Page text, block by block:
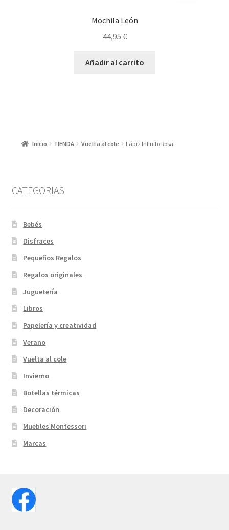
Mochila León
44,95 €
Añadir al carrito
Inicio TIENDA Vuelta al cole Lápiz Infinito Rosa
CATEGORIAS
Bebés
Disfraces
Pequeños Regalos
Regalos originales
Juguetería
Libros
Papelería y creatividad
Verano
Vuelta al cole
Invierno
Botellas térmicas
Decoración
Muebles Montessori
Marcas